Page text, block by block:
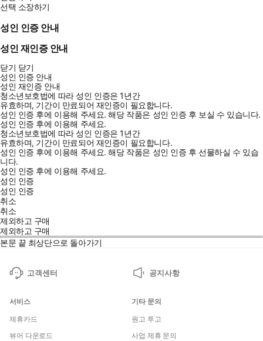
선택 소장하기
성인 인증 안내
성인 재인증 안내
닫기 닫기
성인 인증 안내
성인 재인증 안내
청소년보호법에 따라 성인 인증은 1년간
유효하며, 기간이 만료되어 재인증이 필요합니다.
성인 인증 후에 이용해 주세요.해당 작품은 성인 인증 후 보실 수 있습니다.
성인 인증 후에 이용해 주세요.
청소년보호법에 따라 성인 인증은 1년간
유효하며, 기간이 만료되어 재인증이 필요합니다.
성인 인증 후에 이용해 주세요.해당 작품은 성인 인증 후 선물하실 수 있습
니다.
성인 인증 후에 이용해 주세요.
성인 인증
성인 인증
취소
취소
제외하고 구매
제외하고 구매
본문 끝 최상단으로 돌아가기
고객센터 공지사항
서비스
제휴카드
뷰어 다운로드
기타 문의
원고 투고
사업 제휴 문의